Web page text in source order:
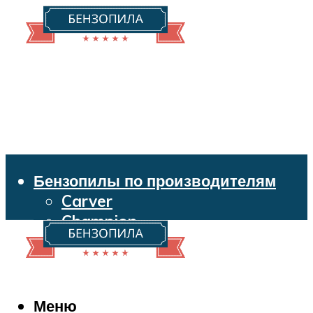
Бензопилы по производителям
Carver
Champion
Echo
Husqvarna
Makita
Меню